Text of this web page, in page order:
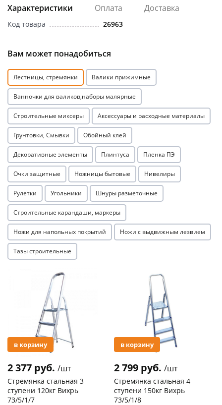
Характеристики Оплата Доставка
Код товара 26963
Вам может понадобиться
Лестницы, стремянки Валики прижимные
Ванночки для валиков,наборы малярные
Строительные миксеры Аксессуары и расходные материалы
Грунтовки, Смывки Обойный клей
Декоративные элементы Плинтуса Пленка ПЭ
Очки защитные Ножницы бытовые Нивелиры
Рулетки Угольники Шнуры разметочные
Строительные карандаши, маркеры
Ножи для напольных покрытий Ножи с выдвижным лезвием
Тазы строительные
в корзину
2 377 руб. /шт
Стремянка стальная 3
ступени 120кг Вихрь
73/5/1/7
в корзину
2 799 руб. /шт
Стремянка стальная 4
ступени 150кг Вихрь
73/5/1/8
раз в 2 недели